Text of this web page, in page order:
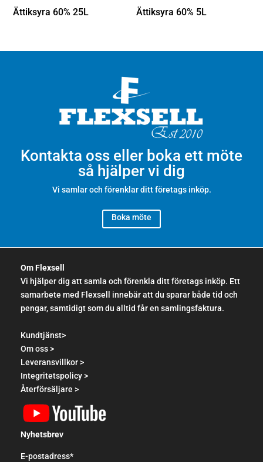
Ättiksyra 60% 25L Ättiksyra 60% 5L
Kontakta oss eller boka ett möte
så hjälper vi dig
Vi samlar och förenklar ditt företags inköp.
Boka möte
Om Flexsell
Vi hjälper dig att samla och förenkla ditt företags inköp. Ett
samarbete med Flexsell innebär att du sparar både tid och
pengar, samtidigt som du alltid får en samlingsfaktura.
Kundtjänst>
Om oss >
Leveransvillkor >
Integritetspolicy >
Återförsäljare >
Nyhetsbrev
E-postadress*